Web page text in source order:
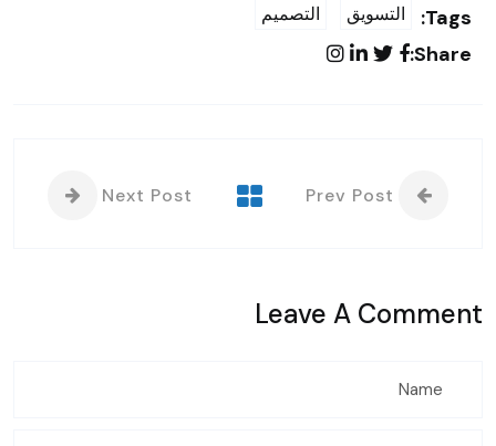
Tags: التسويق التصميم
Share:
Prev Post
Next Post
Leave A Comment